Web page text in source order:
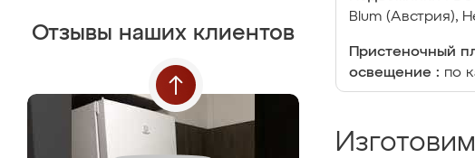
Отзывы наших клиентов
Blum (Австрия),
Пристеночный
освещение : по